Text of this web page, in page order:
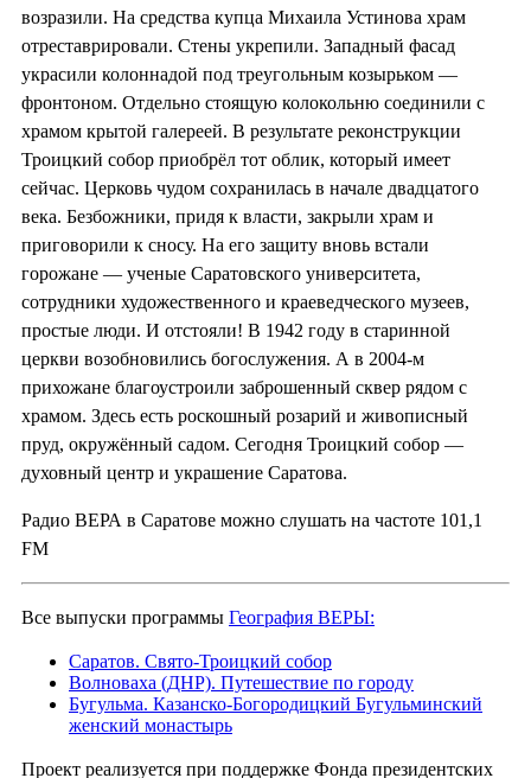
возразили. На средства купца Михаила Устинова храм
отреставрировали. Стены укрепили. Западный фасад
украсили колоннадой под треугольным козырьком —
фронтоном. Отдельно стоящую колокольню соединили с
храмом крытой галереей. В результате реконструкции
Троицкий собор приобрёл тот облик, который имеет
сейчас. Церковь чудом сохранилась в начале двадцатого
века. Безбожники, придя к власти, закрыли храм и
приговорили к сносу. На его защиту вновь встали
горожане — ученые Саратовского университета,
сотрудники художественного и краеведческого музеев,
простые люди. И отстояли! В 1942 году в старинной
церкви возобновились богослужения. А в 2004-м
прихожане благоустроили заброшенный сквер рядом с
храмом. Здесь есть роскошный розарий и живописный
пруд, окружённый садом. Сегодня Троицкий собор —
духовный центр и украшение Саратова.
Радио ВЕРА в Саратове можно слушать на частоте 101,1
FM
Все выпуски программы География ВЕРЫ:
Саратов. Свято-Троицкий собор
Волноваха (ДНР). Путешествие по городу
Бугульма. Казанско-Богородицкий Бугульминский
женский монастырь
Проект реализуется при поддержке Фонда президентских